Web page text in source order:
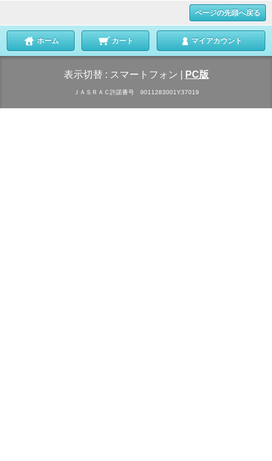
ページの先頭へ戻る
ホーム カート マイアカウント
表示切替 : スマートフォン PC版
ＪＡＳＲＡＣ許諾番号 9011283001Y37019